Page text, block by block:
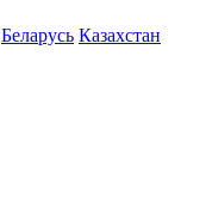
Беларусь Казахстан